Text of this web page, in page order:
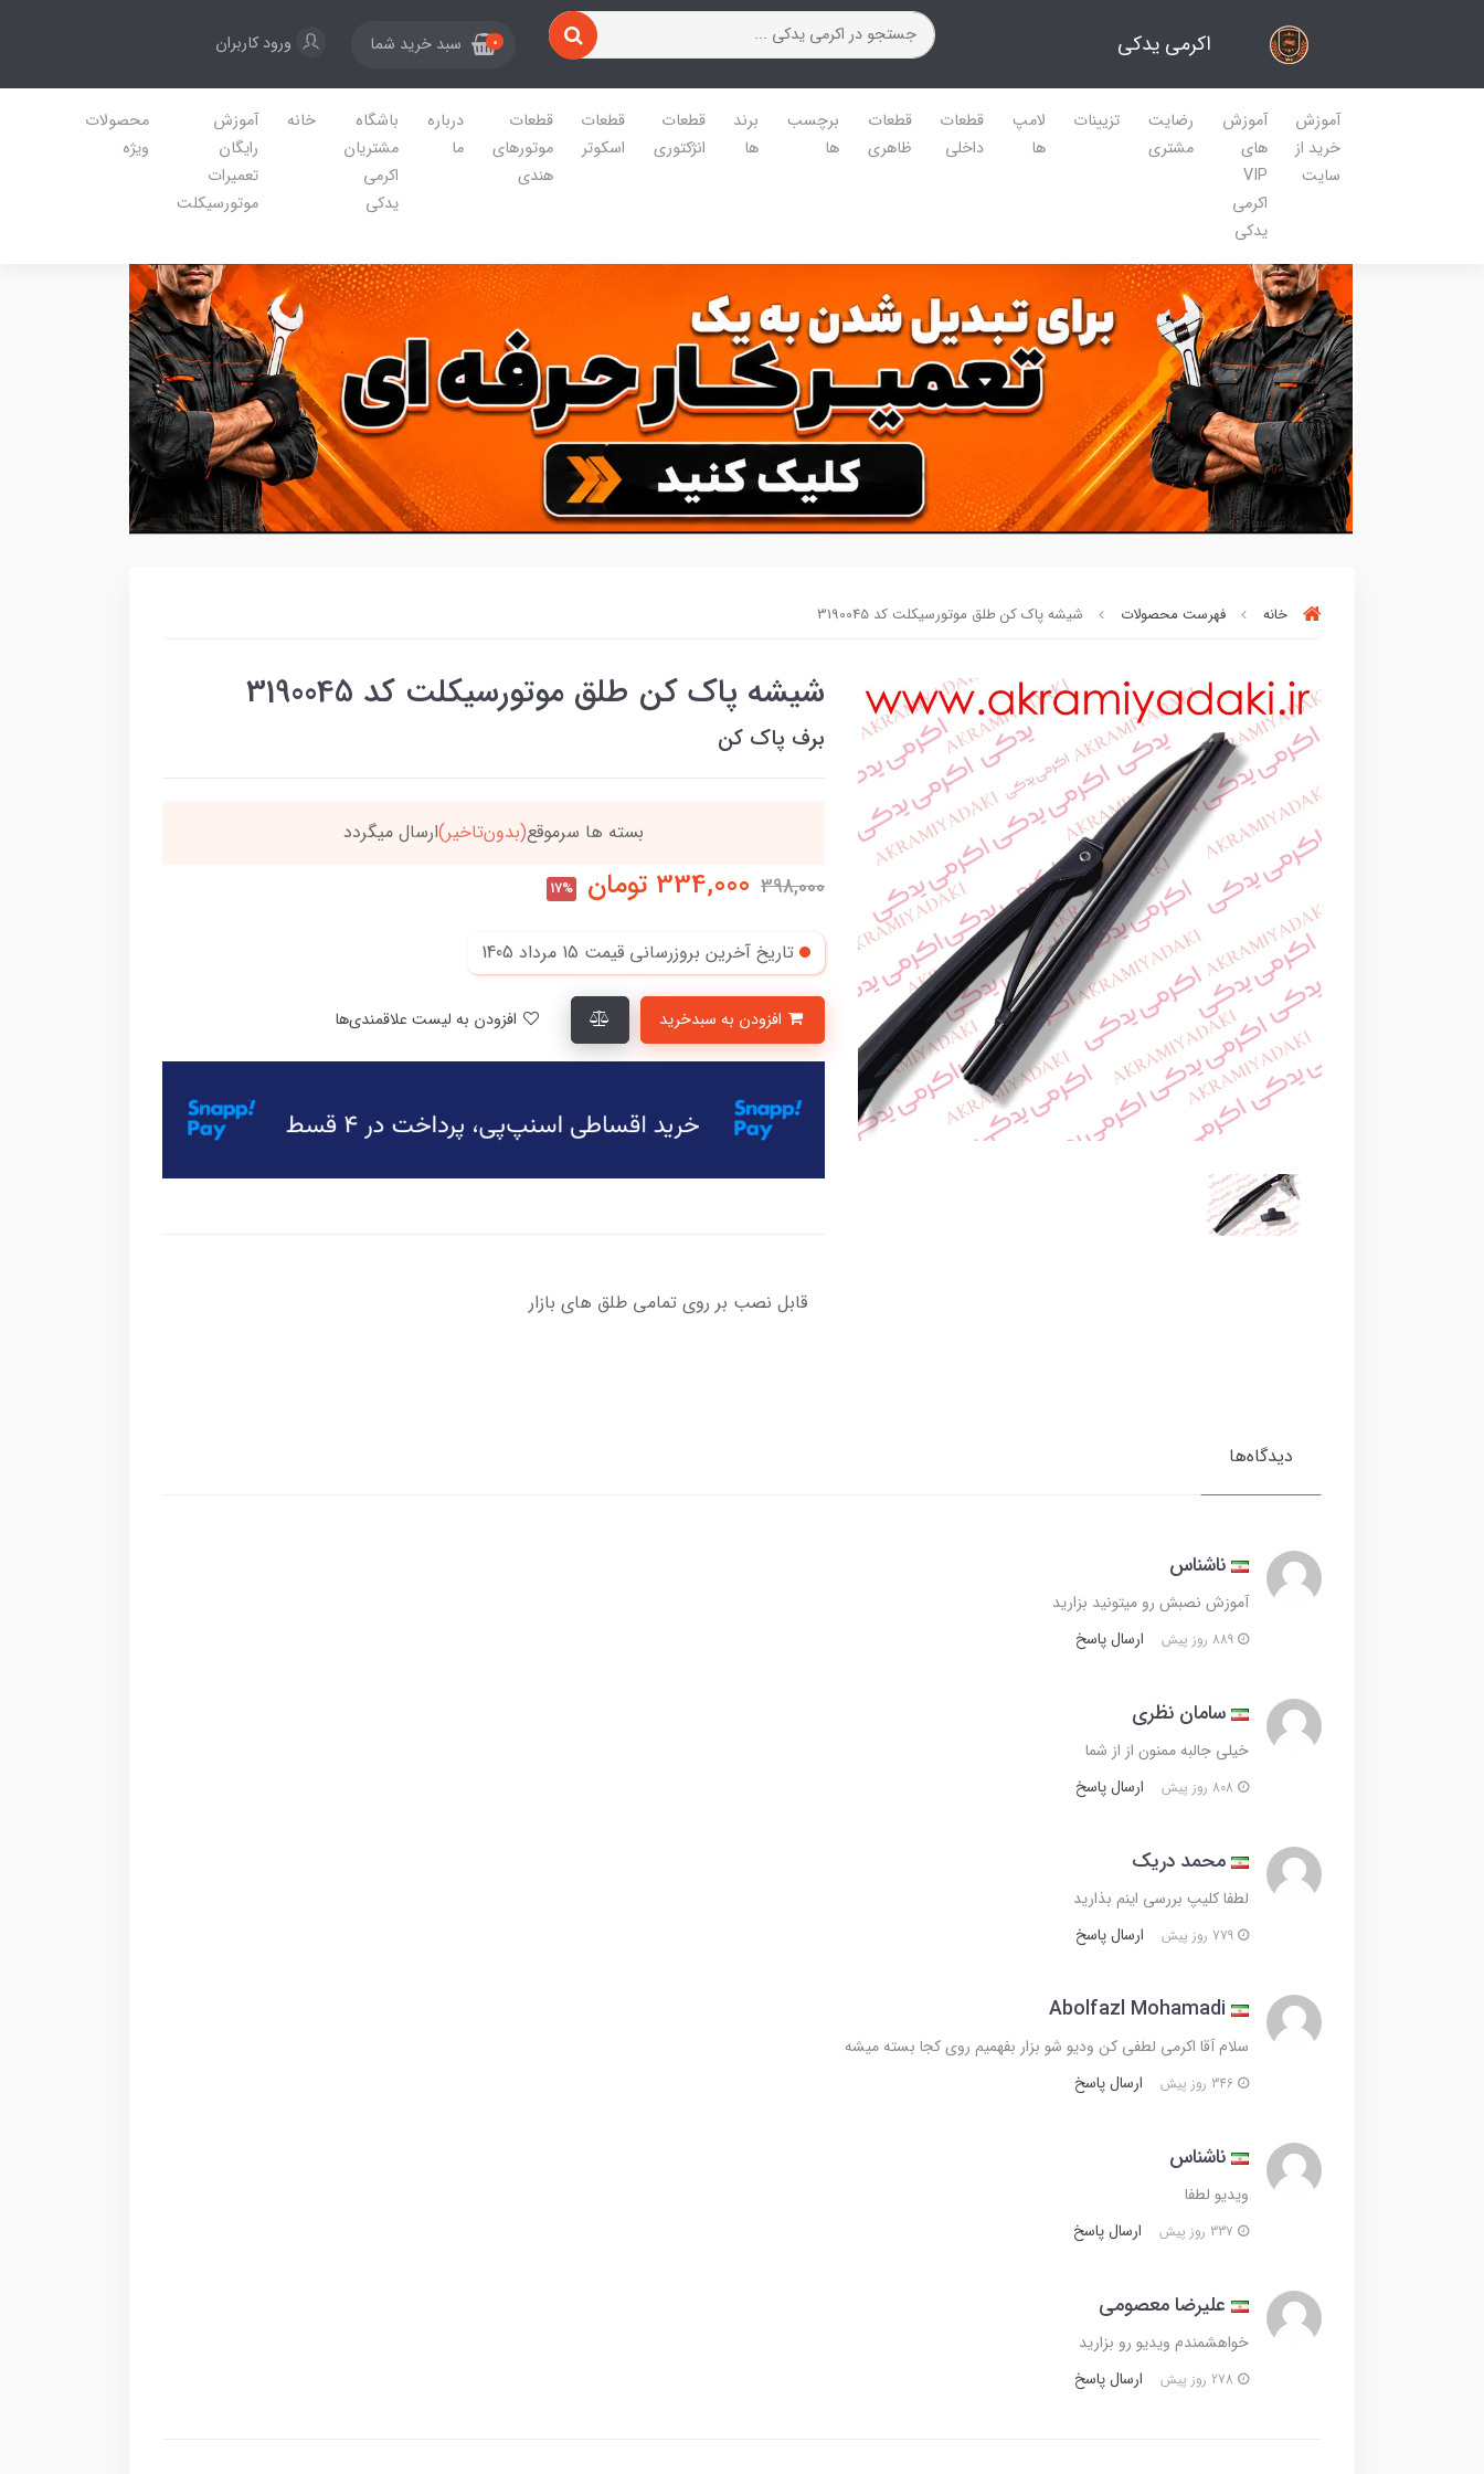
اکرمی یدکی 0 سبد خرید شما ورود کاربران
آموزش
خرید از
سایت
آموزش
های
VIP
اکرمی
یدکی
رضایت
مشتری
تزیینات
لامپ
ها
قطعات
داخلی
قطعات
ظاهری
برچسب
ها
برند
ها
قطعات
انژکتوری
قطعات
اسکوتر
قطعات
موتورهای
هندی
درباره
ما
باشگاه
مشتریان
اکرمی
یدکی
خانه
آموزش
رایگان
تعمیرات
موتورسیکلت
محصولات
ویژه
خانه فهرست محصولات شیشه پاک کن طلق موتورسیکلت کد 3190045
شیشه پاک کن طلق موتورسیکلت کد 3190045
برف پاک کن
بسته ها سرموقع(بدون‌تاخیر)ارسال میگردد خریدتو به5میلیون برسون،ارسالت‌رایگانه
398,000
334,000 تومان 17%
تاریخ آخرین بروزرسانی قیمت 15 مرداد 1405
قابل نصب بر روی تمامی طلق های بازار
دیدگاه‌ها
ناشناس
آموزش نصبش رو میتونید بزارید
ارسال پاسخ
سامان نظری
خیلی جالبه ممنون از از شما
ارسال پاسخ
محمد دریک
لطفا کلیپ بررسی اینم بذارید
ارسال پاسخ
Abolfazl Mohamadi
سلام آقا اکرمی لطفی کن ودیو شو بزار بفهمیم روی کجا بسته میشه
ارسال پاسخ
ناشناس
ویدیو لطفا
ارسال پاسخ
علیرضا معصومی
خواهشمندم ویدیو رو بزارید
ارسال پاسخ